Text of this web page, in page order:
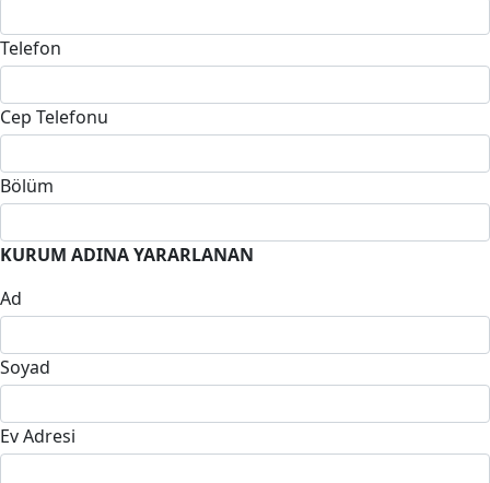
Telefon
Cep Telefonu
Bölüm
KURUM ADINA YARARLANAN
Ad
Soyad
Ev Adresi